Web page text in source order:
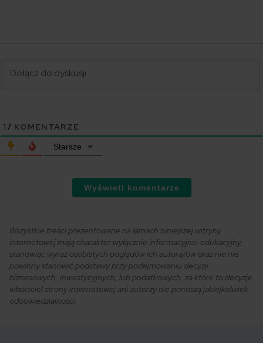
17 KOMENTARZE
Starsze
Wyświetl komentarze
Wszystkie treści prezentowane na łamach niniejszej witryny
internetowej mają charakter wyłącznie informacyjno-edukacyjny,
stanowiąc wyraz osobistych poglądów ich autora/ów oraz nie nie
powinny stanowić podstawy przy podejmowaniu decyzji
biznesowych, inwestycyjnych, lub podatkowych, za które to decyzje
właściciel strony internetowej ani autorzy nie ponoszą jakiejkolwiek
odpowiedzialności.